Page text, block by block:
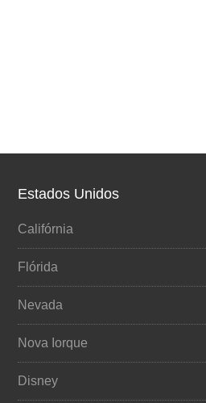
Estados Unidos
Califórnia
Flórida
Nevada
Nova Iorque
Disney